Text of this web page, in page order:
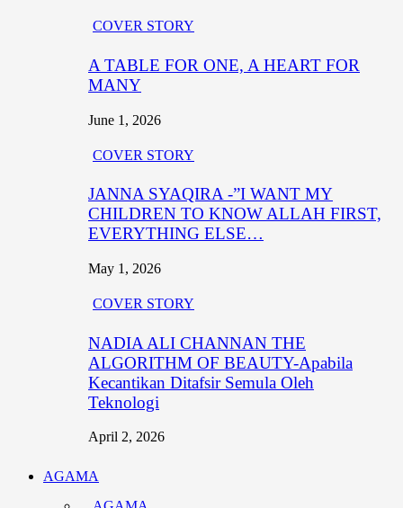
COVER STORY
A TABLE FOR ONE, A HEART FOR
MANY
June 1, 2026
COVER STORY
JANNA SYAQIRA -”I WANT MY
CHILDREN TO KNOW ALLAH FIRST,
EVERYTHING ELSE…
May 1, 2026
COVER STORY
NADIA ALI CHANNAN THE
ALGORITHM OF BEAUTY-Apabila
Kecantikan Ditafsir Semula Oleh
Teknologi
April 2, 2026
AGAMA